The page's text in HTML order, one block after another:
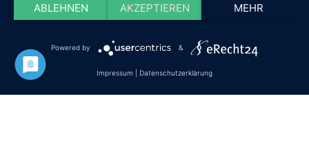
Datenschutz Impressum Cookie-Einstellungen
© Copyright - wir-testen-du-kaufst.de
ABLEHNEN AKZEPTIEREN MEHR
Powered by &
Impressum Datenschutzerklärung